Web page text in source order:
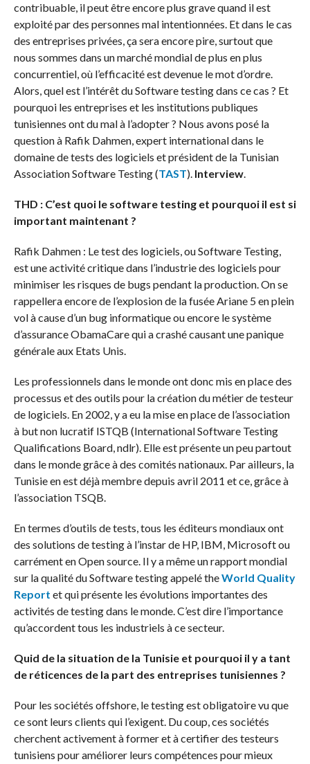
contribuable, il peut être encore plus grave quand il est
exploité par des personnes mal intentionnées. Et dans le cas
des entreprises privées, ça sera encore pire, surtout que
nous sommes dans un marché mondial de plus en plus
concurrentiel, où l’efficacité est devenue le mot d’ordre.
Alors, quel est l’intérêt du Software testing dans ce cas ? Et
pourquoi les entreprises et les institutions publiques
tunisiennes ont du mal à l’adopter ? Nous avons posé la
question à Rafik Dahmen, expert international dans le
domaine de tests des logiciels et président de la Tunisian
Association Software Testing (TAST). Interview.
THD : C’est quoi le software testing et pourquoi il est si
important maintenant ?
Rafik Dahmen : Le test des logiciels, ou Software Testing,
est une activité critique dans l’industrie des logiciels pour
minimiser les risques de bugs pendant la production. On se
rappellera encore de l’explosion de la fusée Ariane 5 en plein
vol à cause d’un bug informatique ou encore le système
d’assurance ObamaCare qui a crashé causant une panique
générale aux Etats Unis.
Les professionnels dans le monde ont donc mis en place des
processus et des outils pour la création du métier de testeur
de logiciels. En 2002, y a eu la mise en place de l’association
à but non lucratif ISTQB (International Software Testing
Qualifications Board, ndlr). Elle est présente un peu partout
dans le monde grâce à des comités nationaux. Par ailleurs, la
Tunisie en est déjà membre depuis avril 2011 et ce, grâce à
l’association TSQB.
En termes d’outils de tests, tous les éditeurs mondiaux ont
des solutions de testing à l’instar de HP, IBM, Microsoft ou
carrément en Open source. Il y a même un rapport mondial
sur la qualité du Software testing appelé theWorld Quality
Report et qui présente les évolutions importantes des
activités de testing dans le monde. C’est dire l’importance
qu’accordent tous les industriels à ce secteur.
Quid de la situation de la Tunisie et pourquoi il y a tant
de réticences de la part des entreprises tunisiennes ?
Pour les sociétés offshore, le testing est obligatoire vu que
ce sont leurs clients qui l’exigent. Du coup, ces sociétés
cherchent activement à former et à certifier des testeurs
tunisiens pour améliorer leurs compétences pour mieux